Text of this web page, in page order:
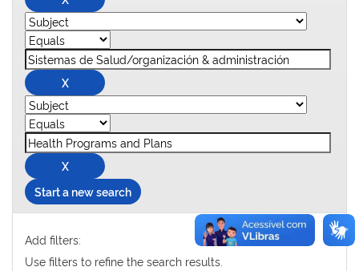
Start a new search
Add filters:
Use filters to refine the search results.